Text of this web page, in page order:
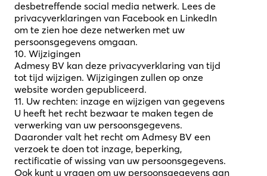
desbetreffende social media netwerk. Lees de
privacyverklaringen van Facebook en LinkedIn
om te zien hoe deze netwerken met uw
persoonsgegevens omgaan.
10. Wijzigingen
Admesy BV kan deze privacyverklaring van tijd
tot tijd wijzigen. Wijzigingen zullen op onze
website worden gepubliceerd.
11. Uw rechten: inzage en wijzigen van gegevens
U heeft het recht bezwaar te maken tegen de
verwerking van uw persoonsgegevens.
Daaronder valt het recht om Admesy BV een
verzoek te doen tot inzage, beperking,
rectificatie of wissing van uw persoonsgegevens.
Ook kunt u vragen om uw persoonsgegevens aan